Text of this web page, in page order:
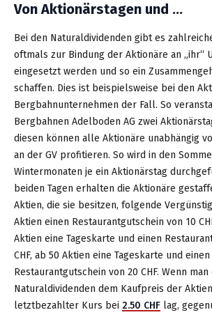
Von Aktionärstagen und …
Bei den Naturaldividenden gibt es
oftmals zur Bindung der Aktionäre an „ihr“
eingesetzt werden und so ein
schaffen. Dies ist beispielsweise bei den
Bergbahnunternehmen der Fall. So
Bergbahnen Adelboden AG zwei
diesen können alle Aktionäre unabhängig
an der GV profitieren. So wird in den
Wintermonaten je ein Aktionärstag
beiden Tagen erhalten die Aktionäre
Aktien, die sie besitzen, folgende
Aktien einen Restaurantgutschein von 10
Aktien eine Tageskarte und einen
CHF, ab 50 Aktien eine Tageskarte und einen
Restaurantgutschein von 20 CHF. Wenn
Naturaldividenden dem Kaufpreis der
letztbezahlter Kurs bei 2.50 CHF lag,